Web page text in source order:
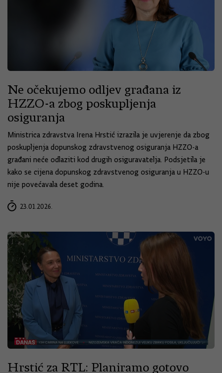
Ne očekujemo odljev građana iz
HZZO-a zbog poskupljenja
osiguranja
Ministrica zdravstva Irena Hrstić izrazila je uvjerenje da zbog
poskupljenja dopunskog zdravstvenog osiguranja HZZO-a
građani neće odlaziti kod drugih osiguravatelja. Podsjetila je
kako se cijena dopunskog zdravstvenog osiguranja u HZZO-u
nije povećavala deset godina.
23.01.2026.
Hrstić za RTL: Planiramo gotovo